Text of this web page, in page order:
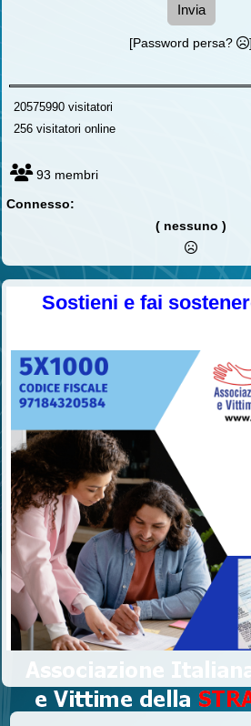
Invia
[Password persa? ]
20575990 visitatori
256 visitatori online
93 membri
Connesso:
( nessuno )
Sostieni e fai
C'è un modo di contribuire alle attività
delle vittime della strada e per dare
loro familiari che non costa nulla: